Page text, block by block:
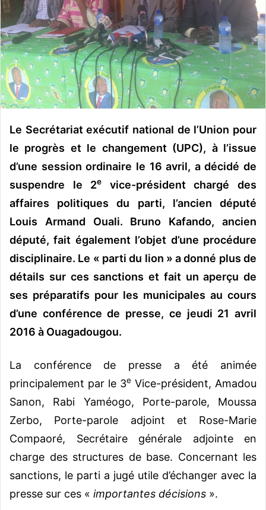
n
c
o
u
r
r
i
e
Le Secrétariat exécutif national de l’Union pour
le progrès et le changement (UPC), à l’issue
d’une session ordinaire le 16 avril, a décidé de
suspendre le 2e
vice-président chargé des
affaires politiques du parti, l’ancien député
Louis Armand Ouali. Bruno Kafando, ancien
député, fait également l’objet d’une procédure
disciplinaire. Le « parti du lion » a donné plus de
détails sur ces sanctions et fait un aperçu de
ses préparatifs pour les municipales au cours
d’une conférence de presse, ce jeudi 21 avril
2016 à Ouagadougou.
La conférence de presse a été animée
principalement par le 3e Vice-président, Amadou
Sanon, Rabi Yaméogo, Porte-parole, Moussa
Zerbo, Porte-parole adjoint et Rose-Marie
Compaoré, Secrétaire générale adjointe en
charge des structures de base. Concernant les
sanctions, le parti a jugé utile d’échanger avec la
presse sur ces « importantes décisions ».